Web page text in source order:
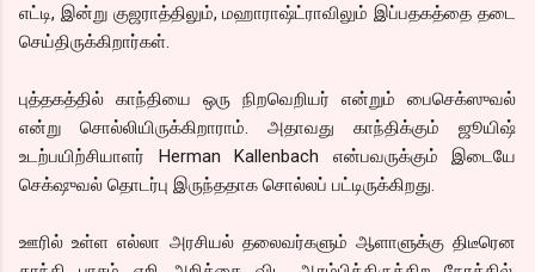
எட்டி, இன்று குஜராத்திலும், மஹாராஷ்ட்ராவிலும் இப்பதகத்தை தடை
செய்திருக்கிறார்கள்.
புத்தகத்தில் காந்தியை ஒரு நிறவெறியர் என்றும் பைசெக்ஸுவல்
என்று சொல்லியிருக்கிறாராம். அதாவது காந்திக்கும் ஜூயிஷ்
உடற்பயிற்சியாளர் Herman Kallenbach என்பவருக்கும் இடையே
செக்‌ஷுவல் தொடர்பு இருந்ததாக சொல்லப் பட்டிருக்கிறது.
ஊரில் உள்ள எல்லா அரசியல் தலைவர்களும் ஆளாளுக்கு திடீரென